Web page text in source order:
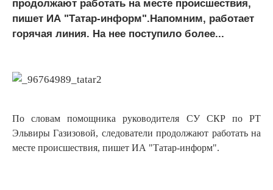
продолжают работать на месте происшествия,
пишет ИА "Татар-информ".Напомним, работает
горячая линия. На нее поступило более...
По словам помощника руководителя СУ СКР по РТ
Эльвиры Газизовой, следователи продолжают работать на
месте происшествия, пишет ИА "Татар-информ".